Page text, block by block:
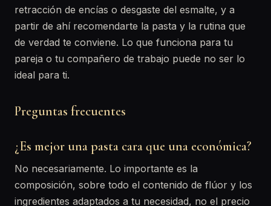
retracción de encías o desgaste del esmalte, y a
partir de ahí recomendarte la pasta y la rutina que
de verdad te conviene. Lo que funciona para tu
pareja o tu compañero de trabajo puede no ser lo
ideal para ti.
Preguntas frecuentes
¿Es mejor una pasta cara que una económica?
No necesariamente. Lo importante es la
composición, sobre todo el contenido de flúor y los
ingredientes adaptados a tu necesidad, no el precio